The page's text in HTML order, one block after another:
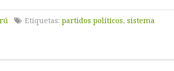
Etiquetas: partidos políticos, sistema